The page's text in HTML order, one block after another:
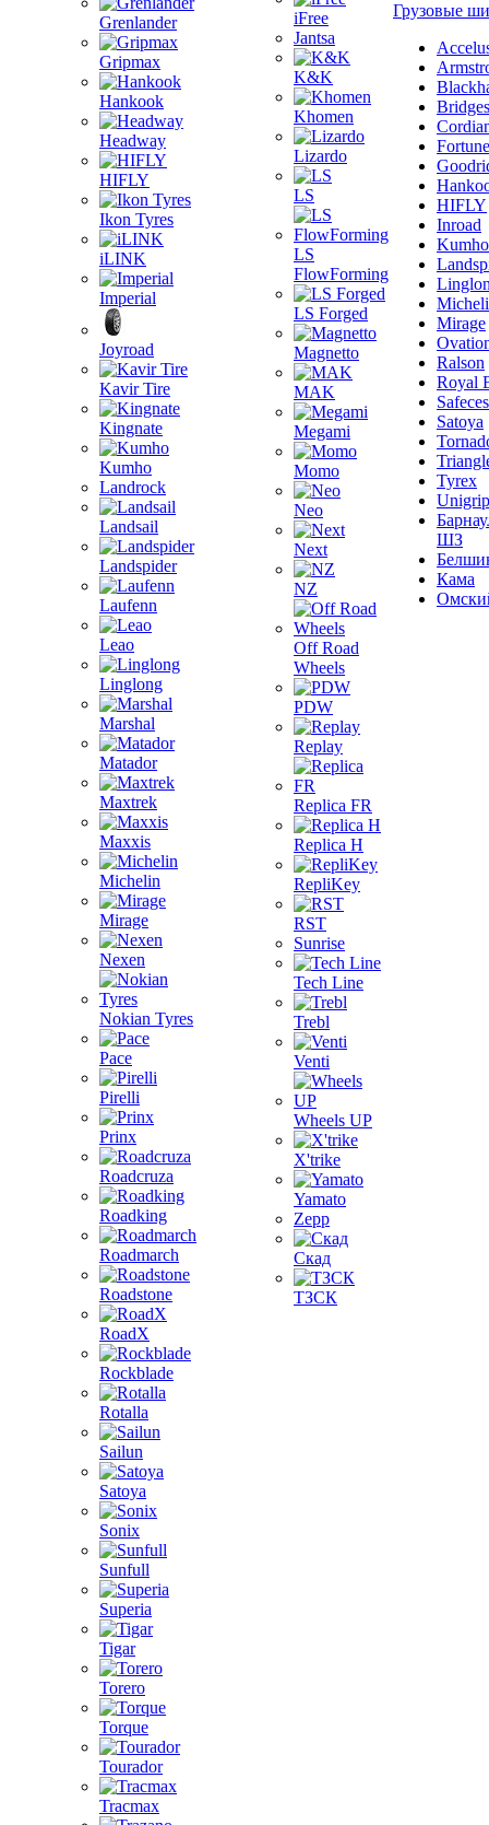
Grenlander
Gripmax
Hankook
Headway
HIFLY
Ikon Tyres
iLINK
Imperial
Joyroad
Kavir Tire
Kingnate
Kumho
Landrock
Landsail
Landspider
Laufenn
Leao
Linglong
Marshal
Matador
Maxtrek
Maxxis
Michelin
Mirage
Nexen
Nokian Tyres
Pace
Pirelli
Prinx
Roadcruza
Roadking
Roadmarch
Roadstone
RoadX
Rockblade
Rotalla
Sailun
Satoya
Sonix
Sunfull
Superia
Tigar
Torero
Torque
Tourador
Tracmax
iFree
Jantsa
K&K
Khomen
Lizardo
LS
LS
FlowForming
LS Forged
Magnetto
MAK
Megami
Momo
Neo
Next
NZ
Off Road
Wheels
PDW
Replay
Replica FR
Replica H
RepliKey
RST
Sunrise
Tech Line
Trebl
Venti
Wheels UP
X'trike
Yamato
Zepp
Скад
ТЗСК
Грузовые
Fortune
HIFLY
Inroad
Kumho
Mirage
Ralson
Royal
Satoya
Tyrex
Unigrip
ШЗ
Кама